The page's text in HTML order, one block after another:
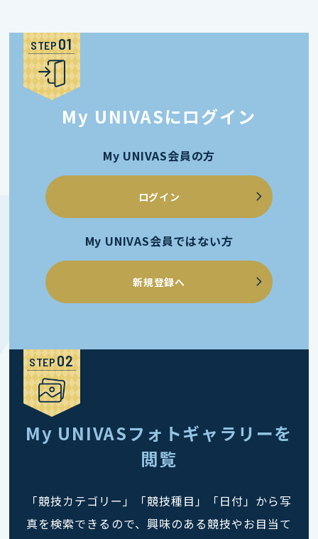
STEP
My UNIVASにログイン
My UNIVAS会員の方
ログイン
My UNIVAS会員ではない方
新規登録へ
STEP
My UNIVASフォトギャラリーを
閲覧
「競技カテゴリー」「競技種目」「日付」から写
真を検索できるので、興味のある競技やお目当て